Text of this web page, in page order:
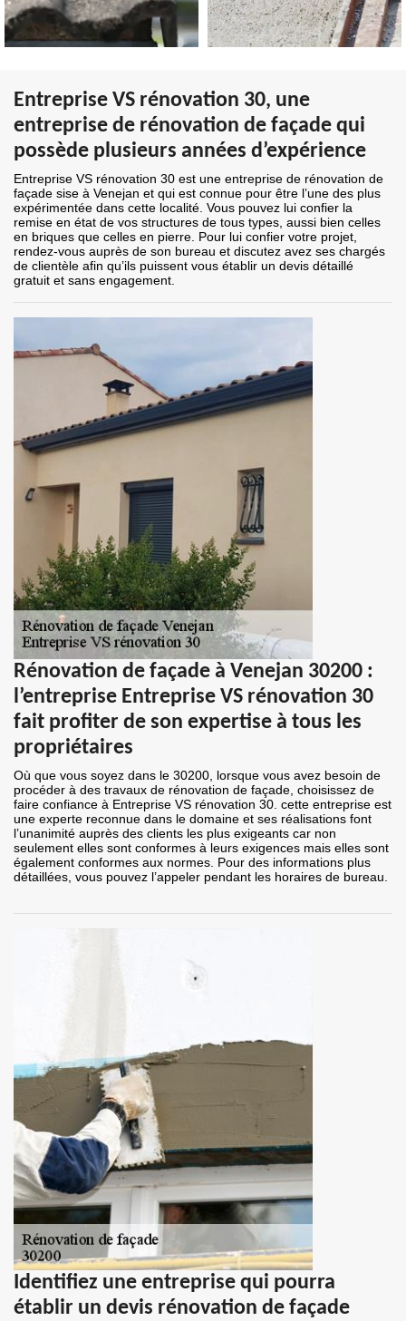
Entreprise VS rénovation 30, une
entreprise de rénovation de façade qui
possède plusieurs années d’expérience
Entreprise VS rénovation 30 est une entreprise de rénovation de
façade sise à Venejan et qui est connue pour être l’une des plus
expérimentée dans cette localité. Vous pouvez lui confier la
remise en état de vos structures de tous types, aussi bien celles
en briques que celles en pierre. Pour lui confier votre projet,
rendez-vous auprès de son bureau et discutez avez ses chargés
de clientèle afin qu’ils puissent vous établir un devis détaillé
gratuit et sans engagement.
Rénovation de façade à Venejan 30200 :
l’entreprise Entreprise VS rénovation 30
fait profiter de son expertise à tous les
propriétaires
Où que vous soyez dans le 30200, lorsque vous avez besoin de
procéder à des travaux de rénovation de façade, choisissez de
faire confiance à Entreprise VS rénovation 30. cette entreprise est
une experte reconnue dans le domaine et ses réalisations font
l’unanimité auprès des clients les plus exigeants car non
seulement elles sont conformes à leurs exigences mais elles sont
également conformes aux normes. Pour des informations plus
détaillées, vous pouvez l’appeler pendant les horaires de bureau.
Identifiez une entreprise qui pourra
établir un devis rénovation de façade